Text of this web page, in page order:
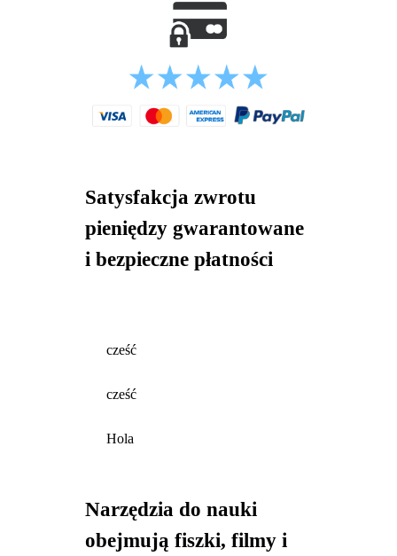
Satysfakcja zwrotu
pieniędzy gwarantowane
i bezpieczne płatności
cześć
cześć
Hola
Narzędzia do nauki
obejmują fiszki, filmy i